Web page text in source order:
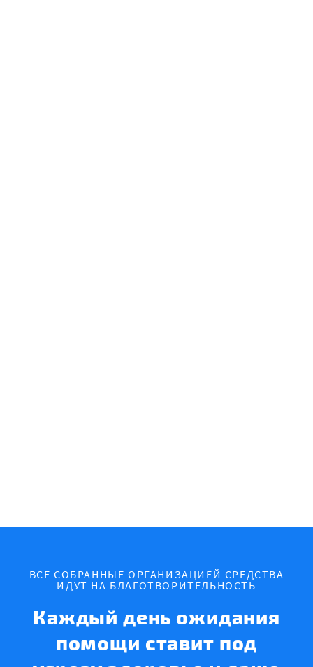
ВСЕ СОБРАННЫЕ ОРГАНИЗАЦИЕЙ СРЕДСТВА
ИДУТ НА БЛАГОТВОРИТЕЛЬНОСТЬ
Каждый день ожидания
помощи ставит под